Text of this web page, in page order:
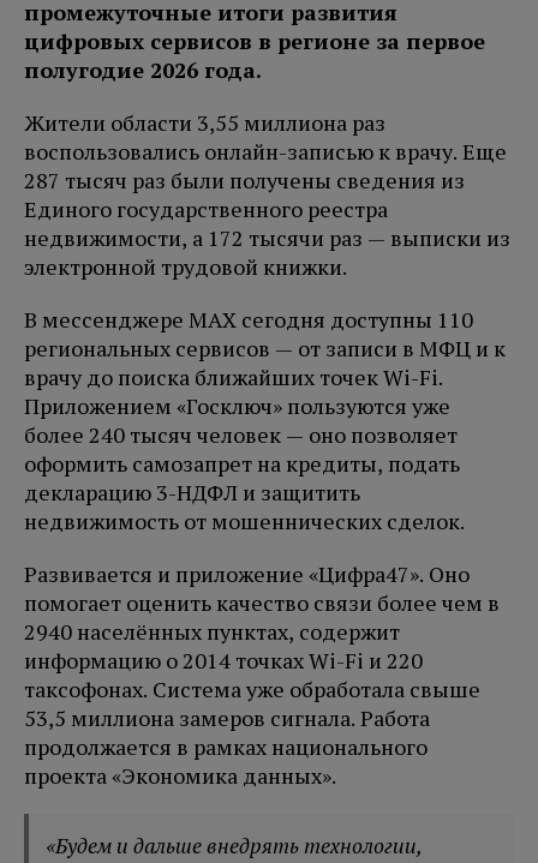
промежуточные итоги развития
цифровых сервисов в регионе за первое
полугодие 2026 года.
Жители области 3,55 миллиона раз
воспользовались онлайн-записью к врачу. Еще
287 тысяч раз были получены сведения из
Единого государственного реестра
недвижимости, а 172 тысячи раз — выписки из
электронной трудовой книжки.
В мессенджере МАХ сегодня доступны 110
региональных сервисов — от записи в МФЦ и к
врачу до поиска ближайших точек Wi-Fi.
Приложением «Госключ» пользуются уже
более 240 тысяч человек — оно позволяет
оформить самозапрет на кредиты, подать
декларацию 3-НДФЛ и защитить
недвижимость от мошеннических сделок.
Развивается и приложение «Цифра47». Оно
помогает оценить качество связи более чем в
2940 населённых пунктах, содержит
информацию о 2014 точках Wi-Fi и 220
таксофонах. Система уже обработала свыше
53,5 миллиона замеров сигнала. Работа
продолжается в рамках национального
проекта «Экономика данных».
«Будем и дальше внедрять технологии,